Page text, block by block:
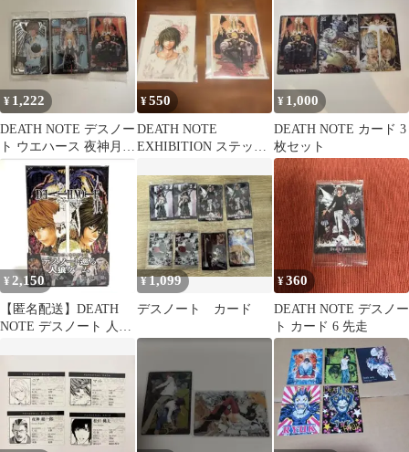
¥ 1,222
DEATH NOTE デスノー
ト ウエハース 夜神月
弥海砂 メロ レア
¥550
DEATH NOTE
EXHIBITION ステッカ
¥ 1,000
DEATH NOTE カード 3
枚セット
¥ 2,150
【匿名配送】DEATH
NOTE デスノート 人狼
¥1,099
デスノート カード
¥360
DEATH NOTE デスノー
ト カード 6 先走